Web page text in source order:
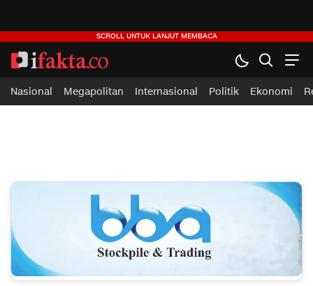
ifakta.co
#pastibenar
Nasional Megapolitan Internasional Politik Ekonomi